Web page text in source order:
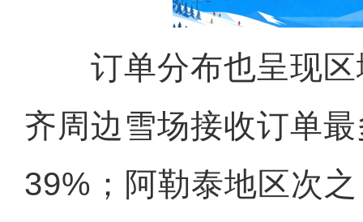
订单分布也呈现区
齐周边雪场接收订单
39%；阿勒泰地区次